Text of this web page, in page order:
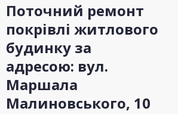
Поточний ремонт
покрівлі житлового
будинку за
адресою: вул.
Маршала
Малиновського, 10